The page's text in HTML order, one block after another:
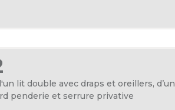
lit double avec draps et oreillers, d’un
penderie et serrure privative